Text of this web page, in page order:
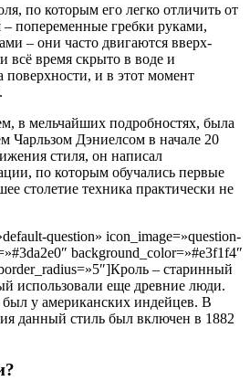
по которым его легко отличить от
– попеременные гребки руками,
– они часто двигаются вверх-
всё время скрыто в воде и
поверхности, и в этот момент
в мельчайших подробностях, была
Чарльзом Дэниелсом в начале 20
стиля, он написал
по которым обучались первые
столетие техника практически не
question» icon_image=»question-
background_color=»#e3f1f4″
– старинный
использовали еще древние люди.
у американских индейцев. В
данный стиль был включен в 1882